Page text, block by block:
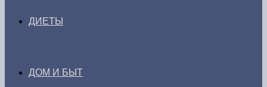
ДИЕТЫ
ДОМ И БЫТ